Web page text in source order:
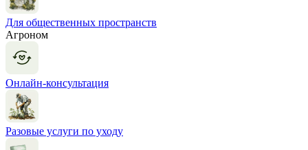
Для общественных пространств
Агроном
Онлайн-консультация
Разовые услуги по уходу